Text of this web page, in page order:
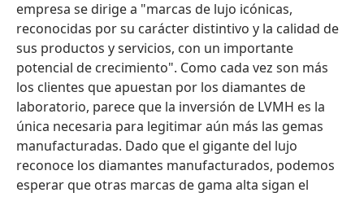
empresa se dirige a "marcas de lujo icónicas,
reconocidas por su carácter distintivo y la calidad de
sus productos y servicios, con un importante
potencial de crecimiento". Como cada vez son más
los clientes que apuestan por los diamantes de
laboratorio, parece que la inversión de LVMH es la
única necesaria para legitimar aún más las gemas
manufacturadas. Dado que el gigante del lujo
reconoce los diamantes manufacturados, podemos
esperar que otras marcas de gama alta sigan el